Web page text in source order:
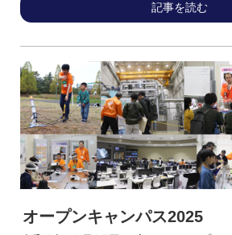
記事を読む
オープンキャンパス2025